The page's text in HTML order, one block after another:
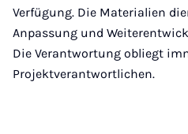
Verfügung. Die Materialien
Anpassung und
Die Verantwortung obliegt
Projektverantwortlichen.